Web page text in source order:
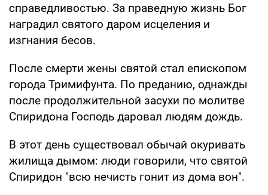
справедливостью. За праведную жизнь Бог
наградил святого даром исцеления и
изгнания бесов.
После смерти жены святой стал епископом
города Тримифунта. По преданию, однажды
после продолжительной засухи по молитве
Спиридона Господь даровал людям дождь.
В этот день существовал обычай окуривать
жилища дымом: люди говорили, что святой
Спиридон "всю нечисть гонит из дома вон".